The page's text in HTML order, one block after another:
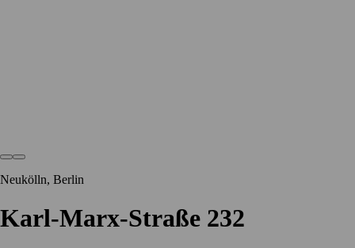
Neukölln, Berlin
Karl-Marx-Straße 232